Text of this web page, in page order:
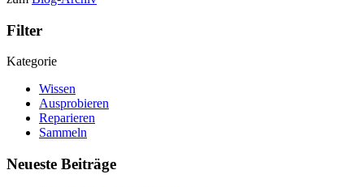
Filter
Kategorie
Wissen
Ausprobieren
Reparieren
Sammeln
Neueste Beiträge